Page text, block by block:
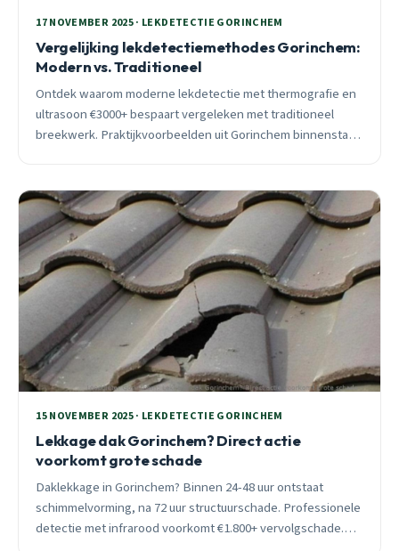
17 NOVEMBER 2025 · LEKDETECTIE GORINCHEM
Vergelijking lekdetectiemethodes Gorinchem:
Modern vs. Traditioneel
Ontdek waarom moderne lekdetectie met thermografie en
ultrasoon €3000+ bespaart vergeleken met traditioneel
breekwerk. Praktijkvoorbeelden uit Gorinchem binnenstad
15 NOVEMBER 2025 · LEKDETECTIE GORINCHEM
Lekkage dak Gorinchem? Direct actie
voorkomt grote schade
Daklekkage in Gorinchem? Binnen 24-48 uur ontstaat
schimmelvorming, na 72 uur structuurschade. Professionele
detectie met infrarood voorkomt €1.800+ vervolgschade.